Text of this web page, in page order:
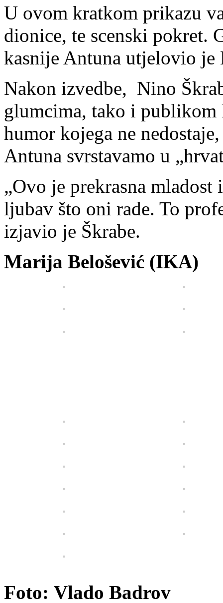
U ovom kratkom prikazu
dionice, te scenski pokret.
kasnije Antuna utjelovio je
Nakon izvedbe, Nino
glumcima, tako i publikom
humor kojega ne
Antuna svrstavamo u
„Ovo je prekrasna
ljubav što oni rade. To
izjavio je Škrabe.
Marija Belošević (IKA)
Foto: Vlado Badrov